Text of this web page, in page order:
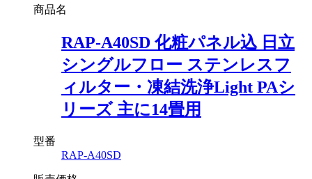
商品名
RAP-A40SD 化粧パネル込 日立
シングルフロー ステンレスフ
ィルター・凍結洗浄Light PAシ
リーズ 主に14畳用
型番
RAP-A40SD